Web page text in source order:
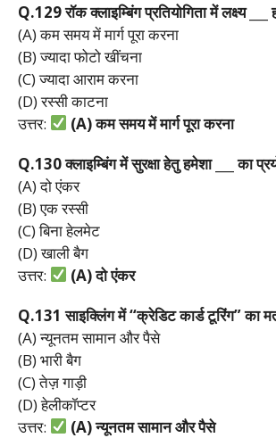
Q.129रॉकक्लाइम्बिंगप्रतियोगितामेंलक्ष्य ___
(A) कम समय में मार्ग पूरा करना
(B) ज्यादा फोटो खींचना
(C) ज्यादा आराम करना
(D) रस्सी काटना
उत्तर:
(A)कमसमयमेंमार्गपूराकरना
Q.130क्लाइम्बिंगमेंसुरक्षाहेतुहमेशा ___का
(A) दो एंकर
(B) एक रस्सी
(C) बिना हेलमेट
(D) खाली बैग
उत्तर:
(A)दोएंकर
Q.131साइक्लिंगमें “क्रेडिटकार्डटूरिंग”का
(A) न्यूनतम सामान और पैसे
(B) भारी बैग
(C) तेज़ गाड़ी
(D) हेलीकॉप्टर
उत्तर:
(A)न्यूनतमसामानऔरपैसे